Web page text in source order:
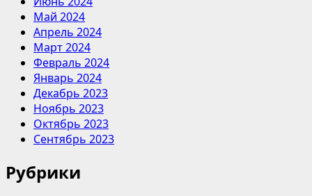
Май 2024
Апрель 2024
Март 2024
Февраль 2024
Январь 2024
Декабрь 2023
Ноябрь 2023
Октябрь 2023
Сентябрь 2023
Рубрики